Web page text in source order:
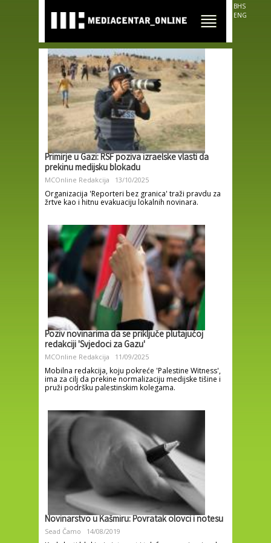
main
content
BHS
ENG
Primirje u Gazi: RSF poziva izraelske vlasti da
prekinu medijsku blokadu
MCOnline Redakcija 13/10/2025
Organizacija 'Reporteri bez granica' traži pravdu za
žrtve kao i hitnu evakuaciju lokalnih novinara.
Poziv novinarima da se priključe plutajućoj
redakciji 'Svjedoci za Gazu'
MCOnline Redakcija 11/09/2025
Mobilna redakcija, koju pokreće 'Palestine Witness',
ima za cilj da prekine normalizaciju medijske tišine i
pruži podršku palestinskim kolegama.
Novinarstvo u Kašmiru: Povratak olovci i notesu
Sead Čamo 14/08/2019